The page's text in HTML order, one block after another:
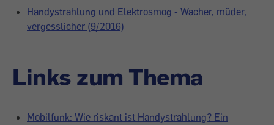
Handystrahlung und Elektrosmog - Wacher, müder,
vergesslicher (9/2016)
Links zum Thema
Mobil­funk: Wie riskant ist Handy­strahlung? Ein